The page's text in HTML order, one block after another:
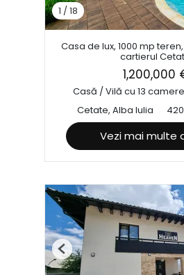
1 /18
Casa de lux, 1000 mp
cartierul
1,200,000
Casă / Vilă cu 13
Cetate, Alba Iulia
Vezi mai multe
Previous